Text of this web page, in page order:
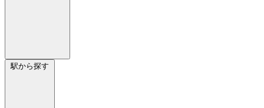
駅から探す